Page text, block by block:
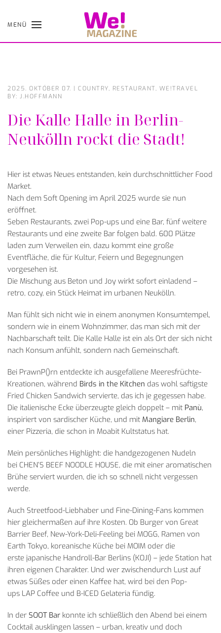
Skip
MENÜ
2025. OKTÓBER 07. | COUNTRY, RESTAURANT, WE!TRAVEL
BY: J.HOFFMANN
Die Kalle Halle in Berlin-
Neukölln rockt die Stadt!
Hier ist etwas Neues entstanden, kein durchschnittlicher Food
Market.
Nach dem Soft Opening im April 2025 wurde sie nun
eröffnet.
Seben Restaurants, zwei Pop-ups und eine Bar, fünf weitere
Restaurants und eine zweite Bar folgen bald. 600 Plätze
laden zum Verweilen ein, dazu kommt eine große
Eventfläche, die für Kultur, Feiern und Begegnungen
vorgesehen ist.
Die Mischung aus Beton und Joy wirkt sofort einladend –
retro, cozy, ein Stück Heimat im urbanen Neukölln.
Man fühlt sich nicht wie in einem anonymen Konsumtempel,
sondern wie in einem Wohnzimmer, das man sich mit der
Nachbarschaft teilt. Die Kalle Halle ist ein als Ort der sich nicht
nach Konsum anfühlt, sondern nach Gemeinschaft.
Bei PrawnP()rn entdeckte ich ausgefallene Meeresfrüchte-
Kreationen, während Birds in the Kitchen das wohl saftigste
Fried Chicken Sandwich servierte, das ich je gegessen habe.
Die italienische Ecke überzeugte gleich doppelt – mit Panù,
inspiriert von sardischer Küche, und mit Mangiare Berlin,
einer Pizzeria, die schon in Moabit Kultstatus hat.
Mein persönliches Highlight: die handgezogenen Nudeln
bei CHEN’S BEEF NOODLE HOUSE, die mit einer aromatischen
Brühe serviert wurden, die ich so schnell nicht vergessen
werde.
Auch Streetfood-Liebhaber und Fine-Dining-Fans kommen
hier gleichermaßen auf ihre Kosten. Ob Burger von Great
Barrier Beef, New-York-Deli-Feeling bei MOGG, Ramen von
Earth Tokyo, koreanische Küche bei MOIM oder die
erste japanische Handroll-Bar Berlins (KOJI) – jede Station hat
ihren eigenen Charakter. Und wer zwischendurch Lust auf
etwas Süßes oder einen Kaffee hat, wird bei den Pop-
ups LAP Coffee und B-ICED Gelateria fündig.
In der SOOT Bar konnte ich schließlich den Abend bei einem
Cocktail ausklingen lassen – urban, kreativ und doch